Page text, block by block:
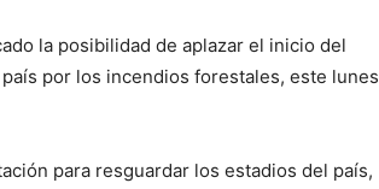
la posibilidad de aplazar el inicio del
por los incendios forestales, este lunes
para resguardar los estadios del país,